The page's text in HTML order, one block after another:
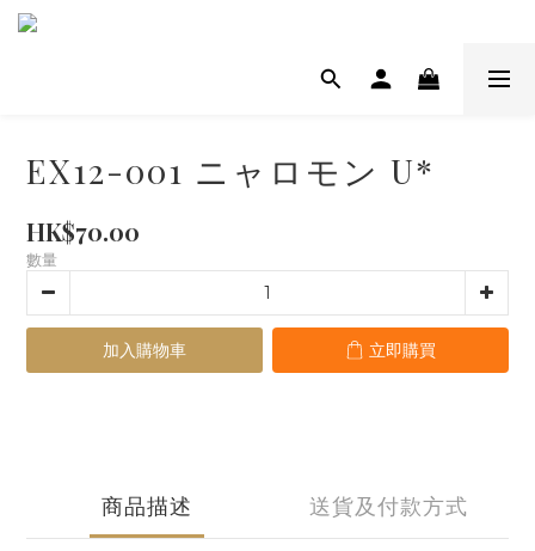
EX12-001 ニャロモン U*
HK$70.00
數量
加入購物車 立即購買
商品描述 送貨及付款方式